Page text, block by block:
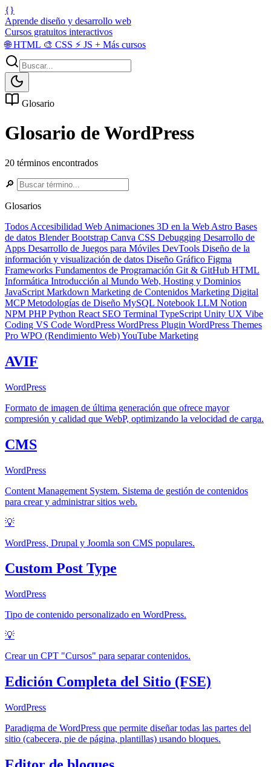
{}
Aprende diseño y desarrollo web
Cursos gratuitos interactivos
🌐HTML 🎨 CSS ⚡ JS + Más cursos
Glosario
Glosario de WordPress
20 términos encontrados
🔎
Glosarios
Todos Accesibilidad Web Animaciones 3D en la Web Astro Bases
de datos BlenderBootstrap Canva CSS Debugging Desarrollo de
Apps Desarrollo de Juegos para Móviles DevTools Diseño de la
información y visualización de datos Diseño Gráfico Figma
Frameworks Fundamentos de Programación Git & GitHub HTML
Informática Introducción al Mundo Web, Hosting y Dominios
JavaScript Markdown Marketing de Contenidos Marketing Digital
MCPMetodologías de Diseño MySQL Notebook LLM Notion
NPM PHPPython React SEO Terminal TypeScript Unity UX Vibe
Coding VS Code WordPress WordPress Plugin WordPress Themes
Pro WPO (Rendimiento Web)YouTube Marketing
AVIF
WordPress
Formato de imagen de última generación que ofrece mayor
compresión y calidad que WebP, optimizando la velocidad de carga.
CMS
WordPress
Content Management System. Sistema de gestión de contenidos
para crear y administrar sitios web.
💡
WordPress, Drupal y Joomla son CMS populares.
Custom Post Type
WordPress
Tipo de contenido personalizado en WordPress.
💡
Crear un CPT "Cursos" para separar contenidos.
Edición Completa del Sitio (FSE)
WordPress
Paradigma de WordPress que permite diseñar todas las partes del
sitio (cabecera, pie de página, plantillas) usando bloques.